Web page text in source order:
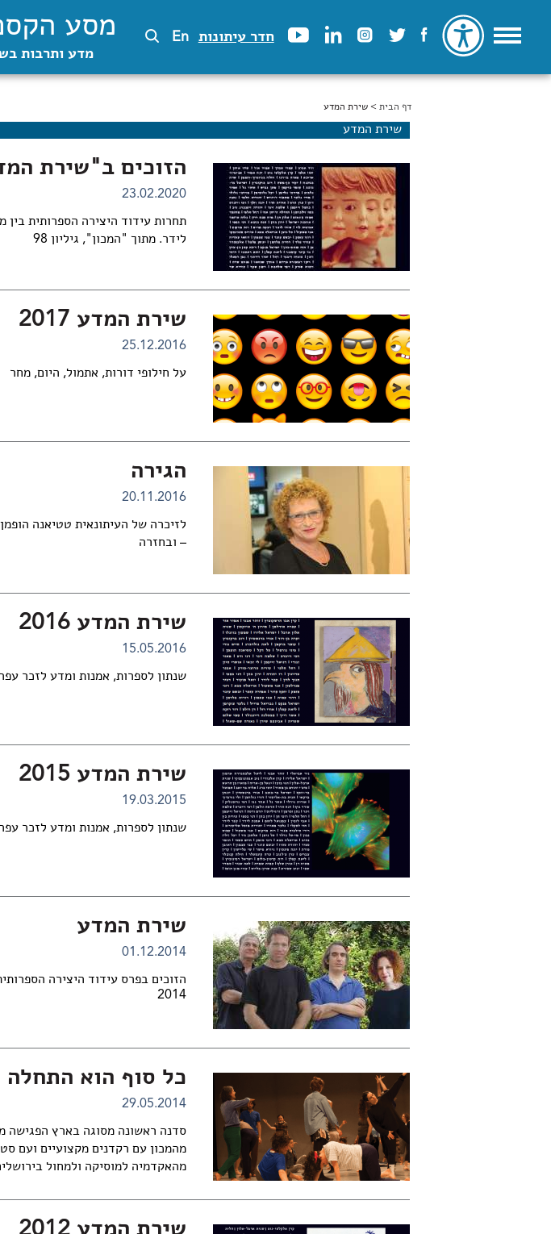
חדר עיתונות En מסע
מדע ותרבות
הינך נמצא כאן
דף הבית > שירת המדע
שירת המדע
הזוכים ב"שירת המדע"
23.02.2020
תחרות עידוד היצירה הספרותית
לידר. מתוך "המכון", גיליון 98
שירת המדע 2017
25.12.2016
על חילופי דורות, אתמול, היום, מחר
הגירה
20.11.2016
לזיכרה של העיתונאית טטיאנה
– ובחזרה
שירת המדע 2016
15.05.2016
שנתון לספרות, אמנות ומדע לזכר
שירת המדע 2015
19.03.2015
שנתון לספרות, אמנות ומדע לזכר
שירת המדע
01.12.2014
הזוכים בפרס עידוד היצירה
2014
כל סוף הוא
29.05.2014
סדנה ראשונה מסוגה בארץ הפגישה
מהמכון עם רקדנים מקצועיים ועם
מהאקדמיה למוסיקה ולמחול